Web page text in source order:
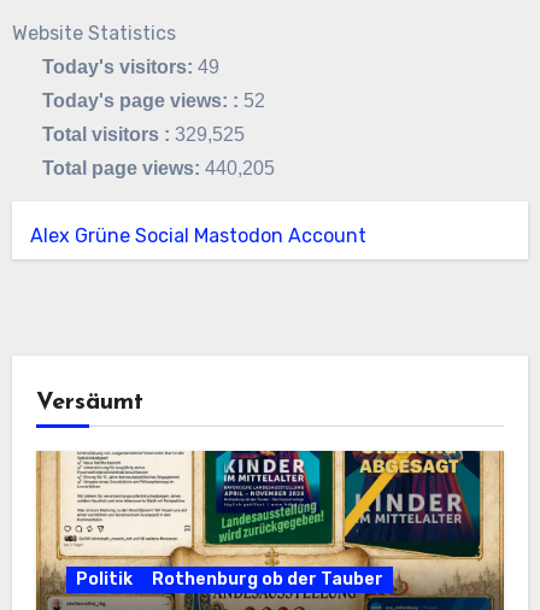
Website Statistics
Today's visitors:49
Today's page views: : 52
Total visitors :329,525
Total page views:440,205
Alex Grüne Social Mastodon Account
Versäumt
Politik Rothenburg ob der Tauber